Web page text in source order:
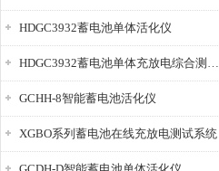
HDGC3932蓄电池单体活化仪
HDGC3932蓄电池单体充放电综合测试仪
GCHH-8智能蓄电池活化仪
XGBO系列蓄电池在线充放电测试系统